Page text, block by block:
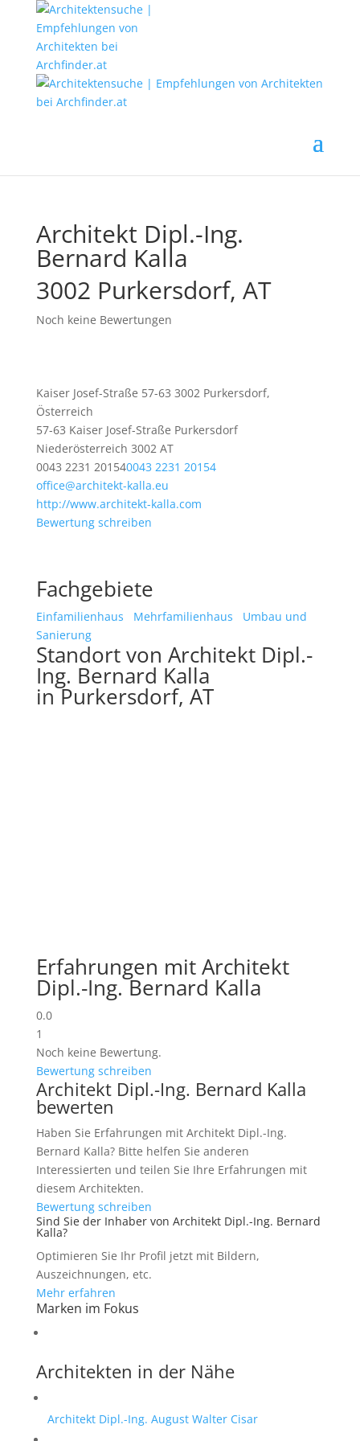
Architekt Dipl.-Ing.
Bernard Kalla
3002 Purkersdorf, AT
Noch keine Bewertungen
Kaiser Josef-Straße 57-63 3002 Purkersdorf,
Österreich
57-63 Kaiser Josef-Straße Purkersdorf
Niederösterreich 3002 AT
0043 2231 201540043 2231 20154
office@architekt-kalla.eu
http://www.architekt-kalla.com
Bewertung schreiben
Fachgebiete
Einfamilienhaus Mehrfamilienhaus
Umbau und
Sanierung
Standort von Architekt Dipl.-
Ing. Bernard Kalla
in Purkersdorf, AT
Erfahrungen mit Architekt
Dipl.-Ing. Bernard Kalla
0.0
1
Noch keine Bewertung.
Bewertung schreiben
Architekt Dipl.-Ing. Bernard Kalla
bewerten
Haben Sie Erfahrungen mit Architekt Dipl.-Ing.
Bernard Kalla? Bitte helfen Sie anderen
Interessierten und teilen Sie Ihre Erfahrungen mit
diesem Architekten.
Bewertung schreiben
Sind Sie der Inhaber von Architekt Dipl.-Ing. Bernard
Kalla?
Optimieren Sie Ihr Profil jetzt mit Bildern,
Auszeichnungen, etc.
Mehr erfahren
Marken im Fokus
Architekten in der Nähe
Architekt Dipl.-Ing. August Walter Cisar